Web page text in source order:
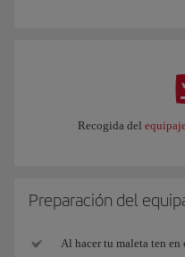
Recogida del
Preparación del
Al hacer tu maleta ten